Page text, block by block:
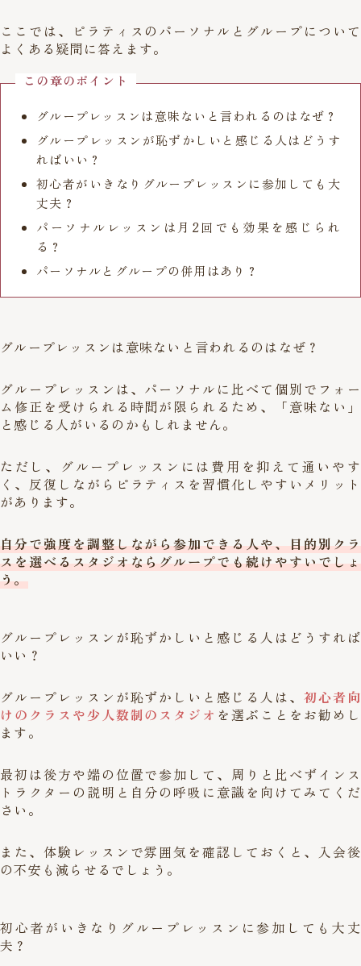
ここでは、ピラティスのパーソナルとグループについて
よくある疑問に答えます。
この章のポイント
グループレッスンは意味ないと言われるのはなぜ？
グループレッスンが恥ずかしいと感じる人はどうす
ればいい？
初心者がいきなりグループレッスンに参加しても大
丈夫？
パーソナルレッスンは月2回でも効果を感じられ
る？
パーソナルとグループの併用はあり？
グループレッスンは意味ないと言われるのはなぜ？
グループレッスンは、パーソナルに比べて個別でフォー
ム修正を受けられる時間が限られるため、「意味ない」
と感じる人がいるのかもしれません。
ただし、グループレッスンには費用を抑えて通いやす
く、反復しながらピラティスを習慣化しやすいメリット
があります。
自分で強度を調整しながら参加できる人や、目的別クラ
スを選べるスタジオならグループでも続けやすいでしょ
う。
グループレッスンが恥ずかしいと感じる人はどうすれば
いい？
グループレッスンが恥ずかしいと感じる人は、 初心者向
けのクラスや少人数制のスタジオ を選ぶことをお勧めし
ます。
最初は後方や端の位置で参加して、周りと比べずインス
トラクターの説明と自分の呼吸に意識を向けてみてくだ
さい。
また、体験レッスンで雰囲気を確認しておくと、入会後
の不安も減らせるでしょう。
初心者がいきなりグループレッスンに参加しても大丈
夫？